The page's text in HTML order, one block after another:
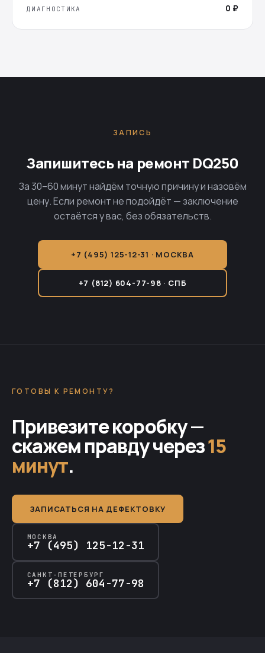
ДИАГНОСТИКА 0 ₽
ЗАПИСЬ
Запишитесь на ремонт DQ250
За 30–60 минут найдём точную причину и назовём
цену. Если ремонт не подойдёт — заключение
остаётся у вас, без обязательств.
+7 (495) 125-12-31 · МОСКВА
+7 (812) 604-77-98 · СПБ
ГОТОВЫ К РЕМОНТУ?
Привезите коробку —
скажем правду через15
минут.
ЗАПИСАТЬСЯ НА ДЕФЕКТОВКУ
МОСКВА
+7 (495) 125-12-31
САНКТ-ПЕТЕРБУРГ
+7 (812) 604-77-98